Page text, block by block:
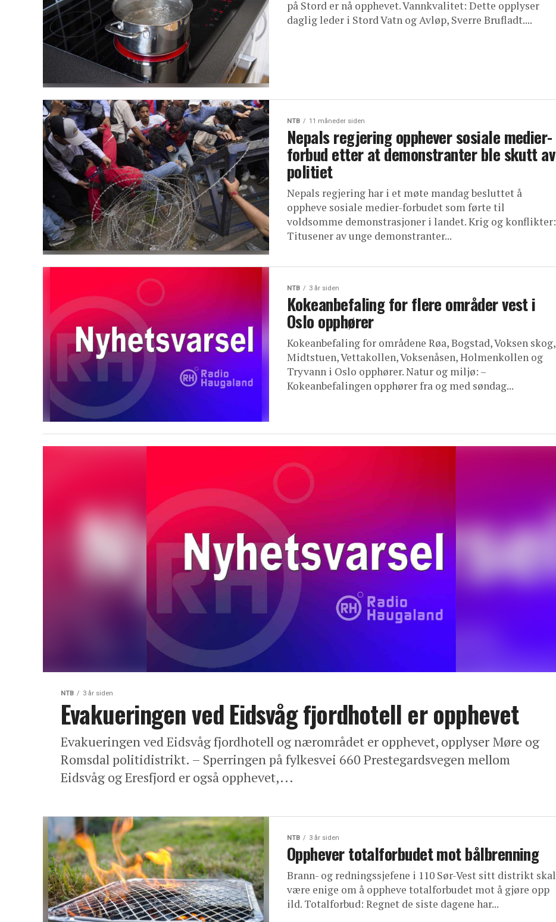
på Stord er nå opphevet. Vannkvalitet: Dette opplyser
daglig leder i Stord Vatn og Avløp, Sverre Brufladt....
NTB 11 måneder siden
Nepals regjering opphever sosiale medier-
forbud etter at demonstranter ble skutt av
politiet
Nepals regjering har i et møte mandag besluttet å
oppheve sosiale medier-forbudet som førte til
voldsomme demonstrasjoner i landet. Krig og konflikter:
Titusener av unge demonstranter...
NTB 3 år siden
Kokeanbefaling for flere områder vest i
Oslo opphører
Kokeanbefaling for områdene Røa, Bogstad, Voksen skog,
Midtstuen, Vettakollen, Voksenåsen, Holmenkollen og
Tryvann i Oslo opphører. Natur og miljø: –
Kokeanbefalingen opphører fra og med søndag...
NTB 3 år siden
Evakueringen ved Eidsvåg fjordhotell er opphevet
Evakueringen ved Eidsvåg fjordhotell og nærområdet er opphevet, opplyser Møre og
Romsdal politidistrikt. – Sperringen på fylkesvei 660 Prestegardsvegen mellom
Eidsvåg og Eresfjord er også opphevet,...
NTB 3 år siden
Opphever totalforbudet mot bålbrenning
Brann- og redningssjefene i 110 Sør-Vest sitt distrikt skal
være enige om å oppheve totalforbudet mot å gjøre opp
ild. Totalforbud: Regnet de siste dagene har...